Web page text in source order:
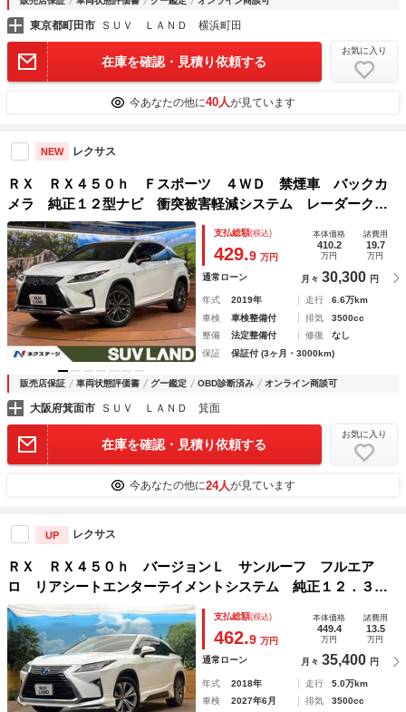
東京都町田市 ＳＵＶ ＬＡＮＤ 横浜町田
在庫を確認・見積り依頼する
お気に入り
今あなたの他に40人が見ています
NEW レクサス
ＲＸ ＲＸ４５０ｈ Ｆスポーツ ４ＷＤ 禁煙車 バックカ
メラ 純正１２型ナビ 衝突被害軽減システム レーダークル
ーズ ブラインドスポットモニター 電動リアゲート 黒革シ
ート 前席シートエアコン 後席シートヒーター コーナーセ
ンサー
支払総額(税込)
429.9 万円
本体価格
410.2
万円
諸費用
19.7
万円
通常ローン 月々 30,300 円
年式 2019年 走行
6.6万km
車検
車検整備付 排気
3500cc
整備
法定整備付 修復
なし
保証
保証付 (3ヶ月・3000km)
販売店保証 車両状態評価書 グー鑑定 OBD診断済み オンライン商談可
大阪府箕面市 ＳＵＶ ＬＡＮＤ 箕面
在庫を確認・見積り依頼する
お気に入り
今あなたの他に24人が見ています
UP レクサス
ＲＸ ＲＸ４５０ｈ バージョンＬ サンルーフ フルエア
ロ リアシートエンターテイメントシステム 純正１２．３ナ
ビ 全周囲カメラ ブラインドスポットモニター 三眼ＬＥＤ
ヘッドライト ワイヤレス充電 ウッドコンビステアリング
フルセグ
支払総額(税込)
462.9 万円
本体価格
449.4
万円
諸費用
13.5
万円
通常ローン 月々 35,400 円
年式 2018年 走行
5.0万km
車検
2027年6月 排気
3500cc